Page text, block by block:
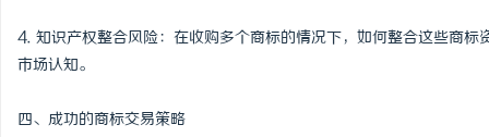
4. 知识产权整合风险：在收购多个商标的情况下，如何整合这些商
市场认知。
四、成功的商标交易策略